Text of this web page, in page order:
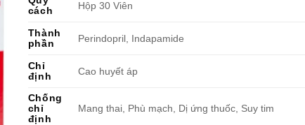
cách
Hộp 30 Viên
Thành
phần
Perindopril, Indapamide
Chỉ
định
Cao huyết áp
Chống
chỉ
định
Mang thai, Phù mạch, Dị ứng thuốc, Suy tim